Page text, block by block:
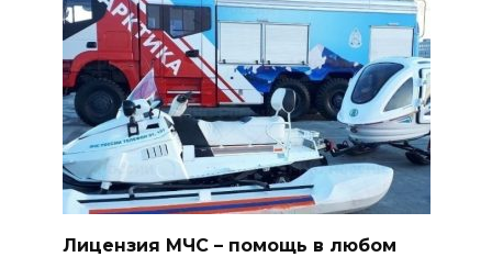
Лицензия МЧС – помощь в любом